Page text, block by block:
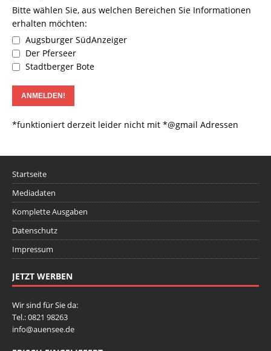
Bitte wählen Sie, aus welchen Bereichen Sie Informationen
erhalten möchten:
Augsburger SüdAnzeiger
Der Pferseer
Stadtberger Bote
*funktioniert derzeit leider nicht mit *@gmail Adressen
Startseite
Mediadaten
Komplette Ausgaben
Datenschutz
Impressum
JETZT WERBEN
Wir sind für Sie da:
Tel.: 0821 98263
info@auensee.de